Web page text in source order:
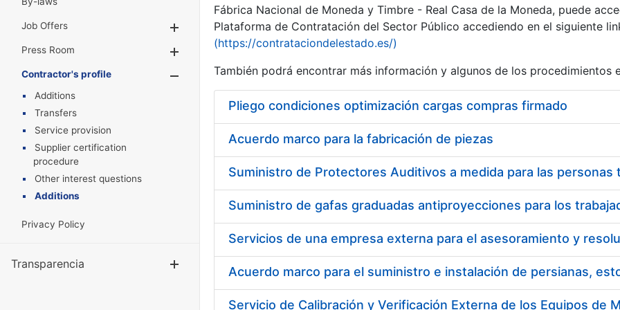
Job Offers
Show/Hide
Press Room
Show/Hide
Contractor's profile
Show/Hide
Additions
Transfers
Service provision
Supplier certification
procedure
Other interest questions
Additions
Privacy Policy
Transparencia Show/Hide
Fábrica Nacional de Moneda y Timbre - Real Casa de la Moneda, puede
Plataforma de Contratación del Sector Público accediendo en el siguiente
(https://contrataciondelestado.es/)
También podrá encontrar más información y algunos de los procedimientos
Pliego condiciones optimización cargas compras firmado
Acuerdo marco para la fabricación de piezas
Acuerdo marco para el suministro e instalación de persianas,